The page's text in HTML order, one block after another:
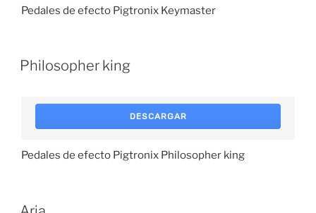
Pedales de efecto Pigtronix Keymaster
Philosopher king
DESCARGAR
Pedales de efecto Pigtronix Philosopher king